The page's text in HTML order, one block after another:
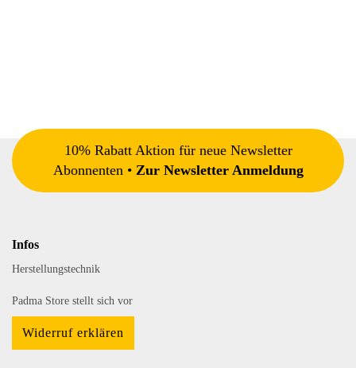
10% Rabatt Aktion für neue Newsletter
Abonnenten • Zur Newsletter Anmeldung
Infos
Herstellungstechnik
Padma Store stellt sich vor
Widerruf erklären